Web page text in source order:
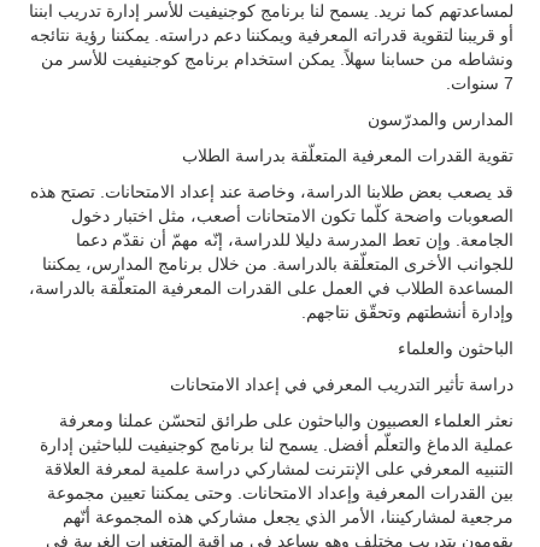
لمساعدتهم كما نريد. يسمح لنا برنامج كوجنيفيت للأسر إدارة تدريب ابننا
أو قريبنا لتقوية قدراته المعرفية ويمكننا دعم دراسته. يمكننا رؤية نتائجه
ونشاطه من حسابنا سهلاً. يمكن استخدام برنامج كوجنيفيت للأسر من
7 سنوات.
المدارس والمدرّسون
تقوية القدرات المعرفية المتعلّقة بدراسة الطلاب
قد يصعب بعض طلابنا الدراسة، وخاصة عند إعداد الامتحانات. تصتح هذه
الصعوبات واضحة كلّما تكون الامتحانات أصعب، مثل اختبار دخول
الجامعة. وإن تعط المدرسة دليلا للدراسة، إنّه مهمّ أن نقدّم دعما
للجوانب الأخرى المتعلّقة بالدراسة. من خلال برنامج المدارس، يمكننا
المساعدة الطلاب في العمل على القدرات المعرفية المتعلّقة بالدراسة،
وإدارة أنشطتهم وتحقّق نتاجهم.
الباحثون والعلماء
دراسة تأثير التدريب المعرفي في إعداد الامتحانات
نعثر العلماء العصبيون والباحثون على طرائق لتحسّن عملنا ومعرفة
عملية الدماغ والتعلّم أفضل. يسمح لنا برنامج كوجنيفيت للباحثين إدارة
التنبيه المعرفي على الإنترنت لمشاركي دراسة علمية لمعرفة العلاقة
بين القدرات المعرفية وإعداد الامتحانات. وحتى يمكننا تعيين مجموعة
مرجعية لمشاركيننا، الأمر الذي يجعل مشاركي هذه المجموعة أنّهم
يقومون بتدريب مختلف وهو يساعد في مراقبة المتغيرات الغريبة في